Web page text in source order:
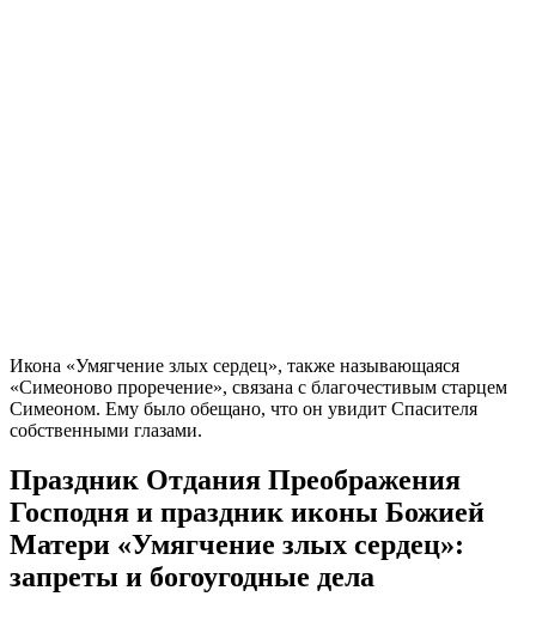
Икона «Умягчение злых сердец», также называющаяся
«Симеоново проречение», связана с благочестивым старцем
Симеоном. Ему было обещано, что он увидит Спасителя
собственными глазами.
Праздник Отдания Преображения
Господня и праздник иконы Божией
Матери «Умягчение злых сердец»:
запреты и богоугодные дела